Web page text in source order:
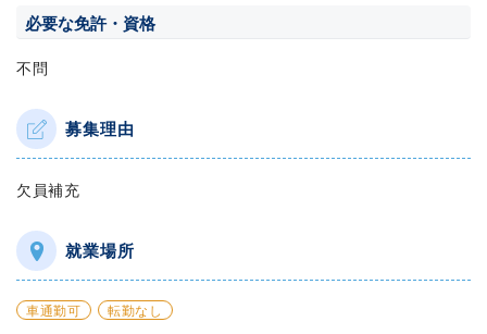
必要な免許・資格
不問
募集理由
欠員補充
就業場所
車通勤可 転勤なし